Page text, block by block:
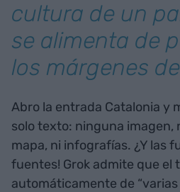
cultura de un
se alimenta de
los márgenes
Abro la entrada Catalonia y
solo texto: ninguna imagen,
mapa, ni infografías. ¿Y las
fuentes! Grok admite que el
automáticamente de